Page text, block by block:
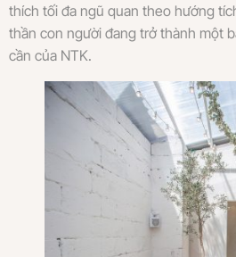
thích tối đa ngũ quan theo hướng
thần con người đang trở thành một
cần của NTK.